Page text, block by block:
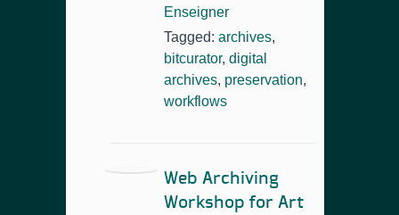
Enseigner
Tagged: archives,
bitcurator, digital
archives, preservation,
workflows
Web Archiving
Workshop for Art